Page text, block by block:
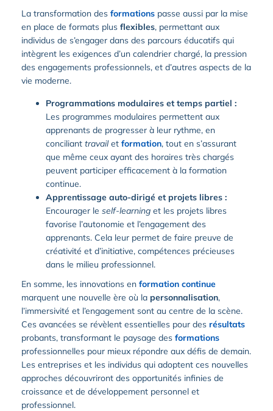
La transformation des formations passe aussi par la mise
en place de formats plus flexibles, permettant aux
individus de s’engager dans des parcours éducatifs qui
intègrent les exigences d’un calendrier chargé, la pression
des engagements professionnels, et d’autres aspects de la
vie moderne.
Programmations modulaires et temps partiel :
Les programmes modulaires permettent aux
apprenants de progresser à leur rythme, en
conciliant travailet formation, tout en s’assurant
que même ceux ayant des horaires très chargés
peuvent participer efficacement à la formation
continue.
Apprentissage auto-dirigé et projets libres :
Encourager le self-learning et les projets libres
favorise l’autonomie et l’engagement des
apprenants. Cela leur permet de faire preuve de
créativité et d’initiative, compétences précieuses
dans le milieu professionnel.
En somme, les innovations en formation continue
marquent une nouvelle ère où la personnalisation,
l’immersivité et l’engagement sont au centre de la scène.
Ces avancées se révèlent essentielles pour des résultats
probants, transformant le paysage des formations
professionnelles pour mieux répondre aux défis de demain.
Les entreprises et les individus qui adoptent ces nouvelles
approches découvriront des opportunités infinies de
croissance et de développement personnel et
professionnel.